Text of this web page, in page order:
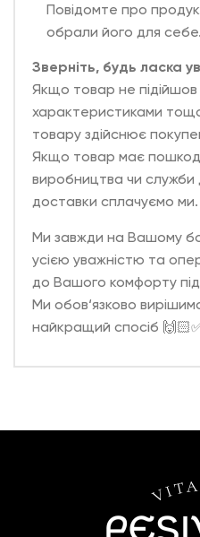
Повідомте про
обрали його для себе.
Зверніть, будь ласка
Якщо товар не підійшов
характеристиками
товару здійснює
Якщо товар має
виробництва чи служби
доставки сплачуємо ми.
Ми завжди на Вашому
усією уважністю та
до Вашого комфорту під
Ми обов‘язково
найкращий спосіб